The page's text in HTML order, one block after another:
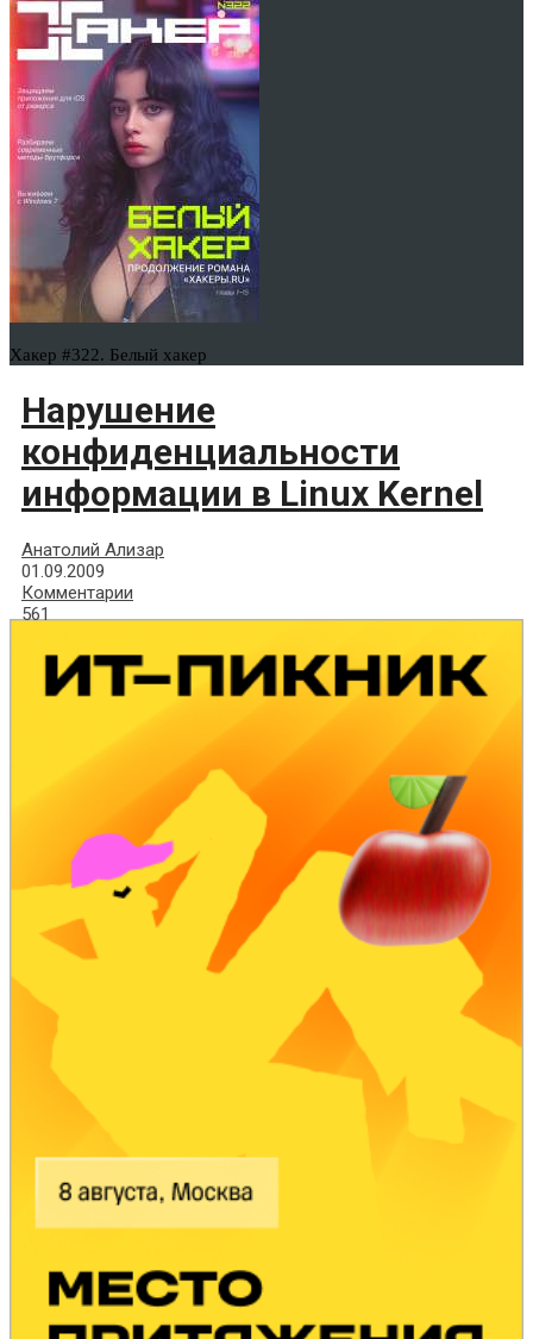
Хакер #322. Белый хакер
Нарушение
конфиденциальности
информации в Linux Kernel
Анатолий Ализар
01.09.2009
Комментарии
561